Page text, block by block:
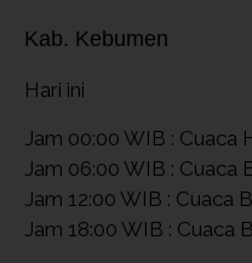
Kab. Kebumen
Hari ini
Jam 00:00 WIB : Cuaca
Jam 06:00 WIB : Cuaca
Jam 12:00 WIB : Cuaca
Jam 18:00 WIB : Cuaca